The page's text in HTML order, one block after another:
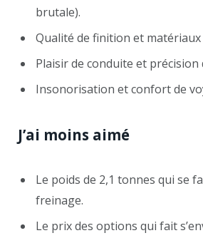
brutale).
Qualité de finition et
Plaisir de conduite et précision
Insonorisation et confort de
J’ai moins aimé
Le poids de 2,1 tonnes qui se
freinage.
Le prix des options qui fait